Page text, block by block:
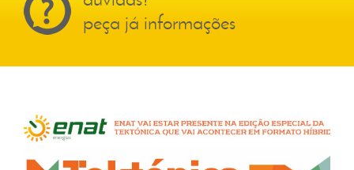
peça já informações
notícias e novidades